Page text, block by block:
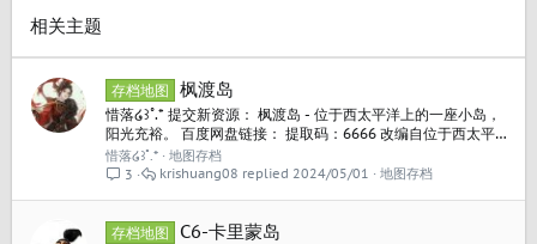
相关主题
存档地图 枫渡岛
惜落໒꒱˚.* 提交新资源： 枫渡岛 - 位于西太平洋上的一座小岛，
阳光充裕。 百度网盘链接： 提取码：6666 改编自位于西太平
洋的一座小岛。 以山地为主，基本没有平原，经营类玩家慎
选。 才连接了一条四车道和两车道公路。 目前自己还不满意，
惜落໒꒱˚.*
地图存档
3
地图存档
2024/05/01
krishuang08
存档地图 C6-卡里蒙岛